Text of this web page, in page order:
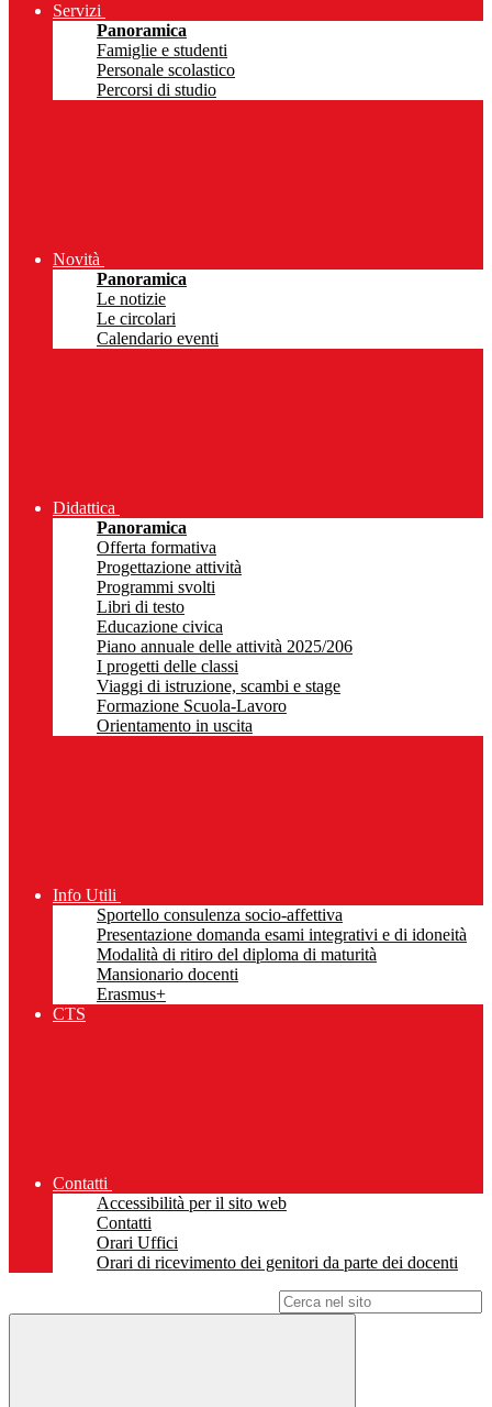
Servizi
Panoramica
Famiglie e studenti
Personale scolastico
Percorsi di studio
Novità
Panoramica
Le notizie
Le circolari
Calendario eventi
Didattica
Panoramica
Offerta formativa
Progettazione attività
Programmi svolti
Libri di testo
Educazione civica
Piano annuale delle attività 2025/206
I progetti delle classi
Viaggi di istruzione, scambi e stage
Formazione Scuola-Lavoro
Orientamento in uscita
Info Utili
Sportello consulenza socio-affettiva
Presentazione domanda esami integrativi e di idoneità
Modalità di ritiro del diploma di maturità
Mansionario docenti
Erasmus+
CTS
Contatti
Accessibilità per il sito web
Contatti
Orari Uffici
Orari di ricevimento dei genitori da parte dei docenti